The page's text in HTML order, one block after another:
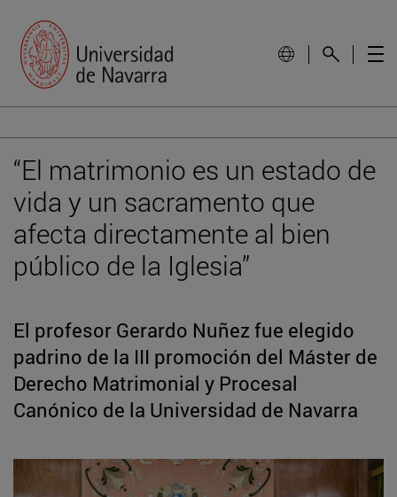
“El matrimonio es un estado de
vida y un sacramento que
afecta directamente al bien
público de la Iglesia”
El profesor Gerardo Nuñez fue elegido
padrino de la III promoción del Máster de
Derecho Matrimonial y Procesal
Canónico de la Universidad de Navarra